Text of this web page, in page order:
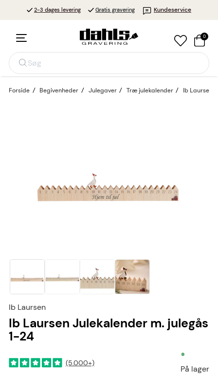
2-3 dages levering Gratis gravering Kundeservice
Søg
0
Forside Begivenheder Julegaver Træ julekalender Ib Laursen
Ib Laursen
Ib Laursen Julekalender m. julegås
1-24
(5.000+)
•
På lager